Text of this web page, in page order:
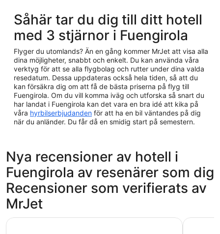
Såhär tar du dig till ditt hotell
med 3 stjärnor i Fuengirola
Flyger du utomlands? Än en gång kommer MrJet att visa alla
dina möjligheter, snabbt och enkelt. Du kan använda våra
verktyg för att se alla flygbolag och rutter under dina valda
resedatum. Dessa uppdateras också hela tiden, så att du
kan försäkra dig om att få de bästa priserna på flyg till
Fuengirola. Om du vill komma iväg och utforska så snart du
har landat i Fuengirola kan det vara en bra idé att kika på
våra hyrbilserbjudanden för att ha en bil väntandes på dig
när du anländer. Du får då en smidig start på semestern.
Nya recensioner av hotell i
Fuengirola av resenärer som dig
Recensioner som verifierats av
MrJet
Hotel El Puerto by Pierre & Vacances Ona Las